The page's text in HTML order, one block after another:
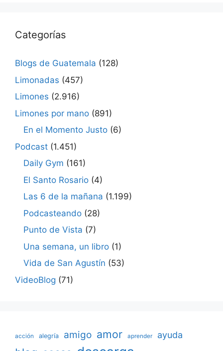
Categorías
Blogs de Guatemala (128)
Limonadas (457)
Limones (2.916)
Limones por mano (891)
En el Momento Justo (6)
Podcast (1.451)
Daily Gym (161)
El Santo Rosario (4)
Las 6 de la mañana (1.199)
Podcasteando (28)
Punto de Vista (7)
Una semana, un libro (1)
Vida de San Agustín (53)
VideoBlog (71)
acción alegría amigo amor aprender ayuda